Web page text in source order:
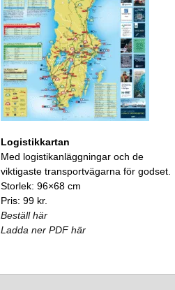
Logistikkartan
Med logistikanläggningar och de
viktigaste transportvägarna för godset.
Storlek: 96×68 cm
Pris: 99 kr.
Beställ här
Ladda ner PDF här